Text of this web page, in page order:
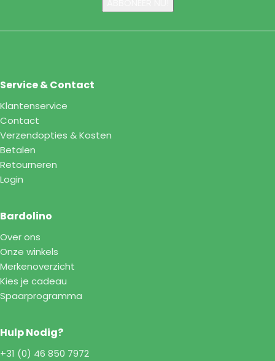
Service & Contact
Klantenservice
Contact
Verzendopties & Kosten
Betalen
Retourneren
Login
Bardolino
Over ons
Onze winkels
Merkenoverzicht
Kies je cadeau
Spaarprogramma
Hulp Nodig?
+31 (0) 46 850 7972